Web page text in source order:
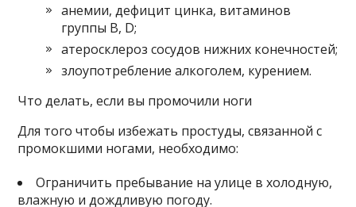
анемии, дефицит цинка, витаминов
группы В, D;
атеросклероз сосудов нижних конечностей;
злоупотребление алкоголем, курением.
Что делать, если вы промочили ноги
Для того чтобы избежать простуды, связанной с
промокшими ногами, необходимо:
Ограничить пребывание на улице в холодную,
влажную и дождливую погоду.